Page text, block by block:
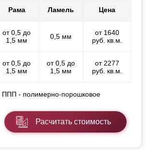
Рама Ламель Цена
от 0,5 до
1,5 мм
0,5 мм
от 1640
руб. кв.м.
от 0,5 до
1,5 мм
от 0,5 до
1,5 мм
от 2277
руб. кв.м.
ППП - полимерно-порошковое
Расчитать стоимость